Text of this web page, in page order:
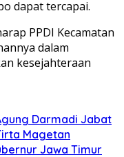
dapat tercapai.
PPDI Kecamatan
dalam
kesejahteraan
Darmadi Jabat
Magetan
Jawa Timur